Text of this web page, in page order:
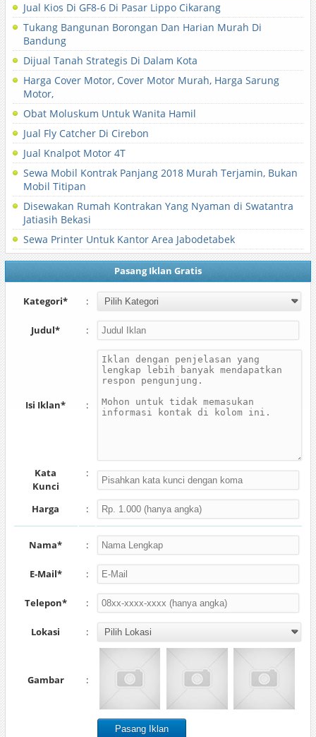
Jual Kios Di GF8-6 Di Pasar Lippo Cikarang
Tukang Bangunan Borongan Dan Harian Murah Di
Bandung
Dijual Tanah Strategis Di Dalam Kota
Harga Cover Motor, Cover Motor Murah, Harga Sarung
Motor,
Obat Moluskum Untuk Wanita Hamil
Jual Fly Catcher Di Cirebon
Jual Knalpot Motor 4T
Sewa Mobil Kontrak Panjang 2018 Murah Terjamin, Bukan
Mobil Titipan
Disewakan Rumah Kontrakan Yang Nyaman di Swatantra
Jatiasih Bekasi
Sewa Printer Untuk Kantor Area Jabodetabek
Pasang Iklan Gratis
Kategori* :
Judul* :
Isi Iklan* :
Kata
Kunci
:
Harga :
Nama* :
E-Mail* :
Telepon* :
Lokasi :
Gambar :